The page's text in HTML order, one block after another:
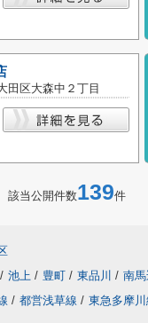
田区大森中２丁目
該当公開件数139件
/ 池上 / 豊町 / 東品川 / 南馬
/ 都営浅草線 / 東急多摩川